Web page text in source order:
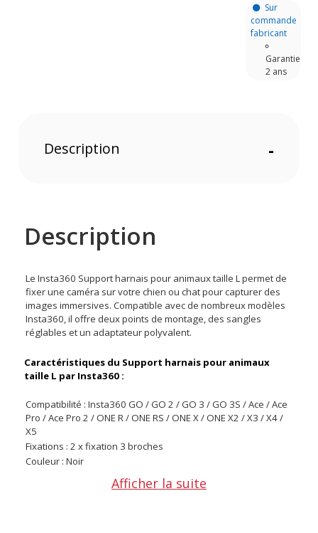
Sur
commande
fabricant
Garantie
2 ans
Description -
Description
Le Insta360 Support harnais pour animaux taille L permet de
fixer une caméra sur votre chien ou chat pour capturer des
images immersives. Compatible avec de nombreux modèles
Insta360, il offre deux points de montage, des sangles
réglables et un adaptateur polyvalent.
Caractéristiques du Support harnais pour animaux
taille L par Insta360 :
Compatibilité : Insta360 GO / GO 2 / GO 3 / GO 3S / Ace / Ace
Pro / Ace Pro 2 / ONE R / ONE RS / ONE X / ONE X2 / X3 / X4 /
X5
Fixations : 2 x fixation 3 broches
Couleur : Noir
Matériaux : Plastique, métal, nylon
Dimensions (avec base 3 broches) : 298 x 296 x 60 mm
Afficher la suite